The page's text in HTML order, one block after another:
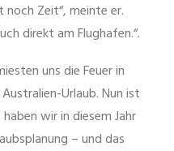
noch Zeit“, meinte er.
direkt am Flughafen.“.
uns die Feuer in
Urlaub. Nun ist
wir in diesem Jahr
– und das